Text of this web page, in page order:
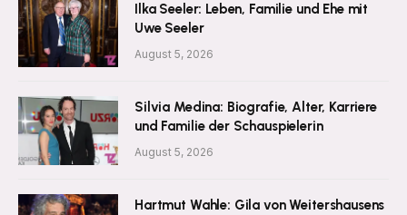
Ilka Seeler: Leben, Familie und Ehe mit
Uwe Seeler
August 5, 2026
Silvia Medina: Biografie, Alter, Karriere
und Familie der Schauspielerin
August 5, 2026
Hartmut Wahle: Gila von Weitershausens